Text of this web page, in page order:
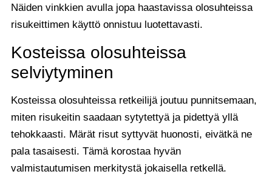
Näiden vinkkien avulla jopa haastavissa olosuhteissa
risukeittimen käyttö onnistuu luotettavasti.
Kosteissa olosuhteissa
selviytyminen
Kosteissa olosuhteissa retkeilijä joutuu punnitsemaan,
miten risukeitin saadaan sytytettyä ja pidettyä yllä
tehokkaasti. Märät risut syttyvät huonosti, eivätkä ne
pala tasaisesti. Tämä korostaa hyvän
valmistautumisen merkitystä jokaisella retkellä.